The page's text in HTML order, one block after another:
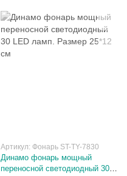
Артикул: Фонарь ST-TY-7830
Динамо фонарь мощный
переносной светодиодный 30